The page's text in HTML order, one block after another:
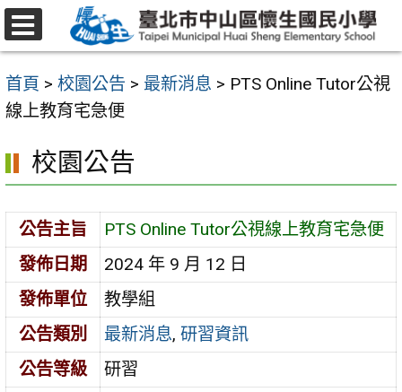
跳
至
要
內
區
首頁 > 校園公告 > 最新消息 > PTS Online Tutor公視
線上教育宅急便
校園公告
公告主旨
PTS Online Tutor公視線上教育宅急便
發佈日期
2024 年 9 月 12 日
發佈單位
教學組
公告類別
最新消息,研習資訊
公告等級
研習
選
單